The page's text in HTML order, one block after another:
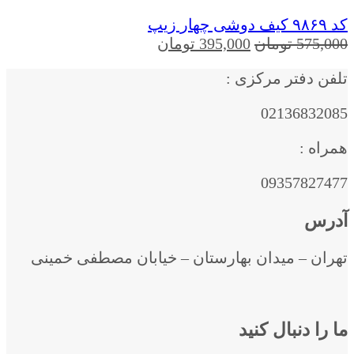
کد ۹۸۶۹ کیف دوشی چهار زیپ
575,000 تومان قیمت
395,000 تومان
تلفن دفتر مرکزی :
02136832085
همراه :
09357827477
آدرس
تهران – میدان بهارستان – خیابان مصطفی خمینی
ما را دنبال کنید